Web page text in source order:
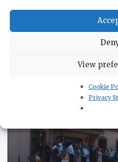
View
Cookie
Privacy
В помощь бизнесу